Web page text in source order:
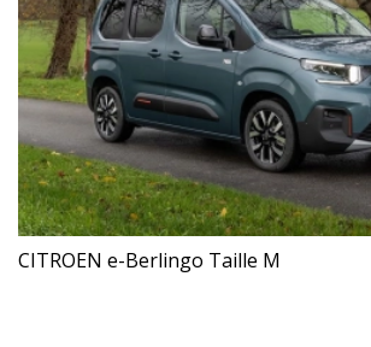
CITROEN e-Berlingo Taille M